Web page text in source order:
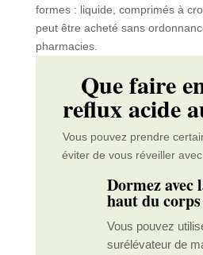
formes : liquide, comprimés à
peut être acheté sans
pharmacies.
Que faire
reflux acide
Vous pouvez prendre
éviter de vous réveiller
Dormez avec
haut du
Vous pouvez
surélévateur de